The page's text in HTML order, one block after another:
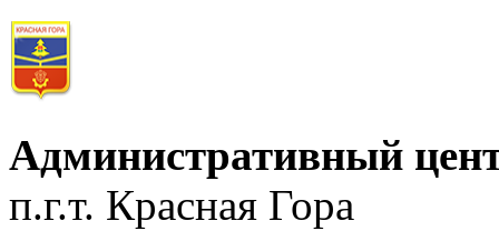
Административный
п.г.т. Красная Гора